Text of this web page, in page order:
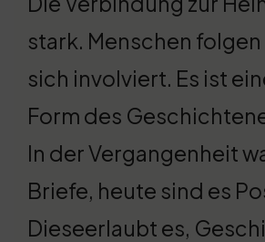
stark. Menschen
sich involviert. Es ist
Form des
In der Vergangenheit
Briefe, heute sind es
Dieseerlaubt es,